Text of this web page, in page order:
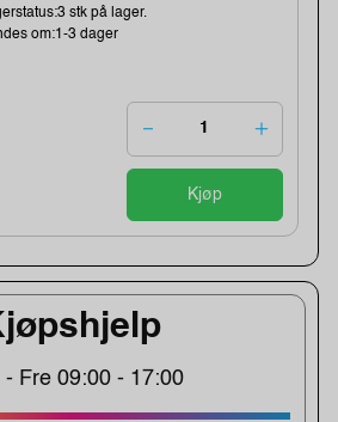
- Fre 09:00 - 17:00
stk på lager.
om:1-3 dager
Kjøp